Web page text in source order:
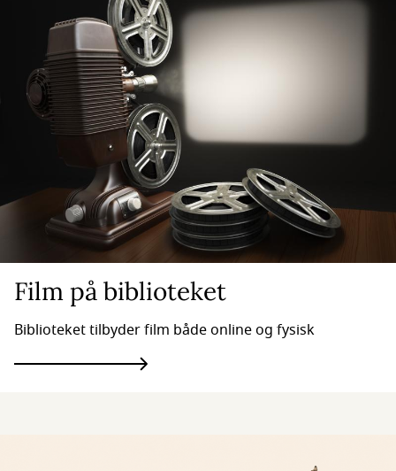
Film på biblioteket
Biblioteket tilbyder film både online og fysisk